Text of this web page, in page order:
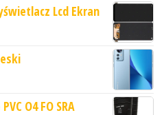
Lcd Ekran
O4 FO SRA